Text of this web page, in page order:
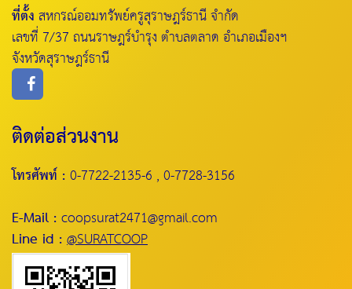
ที่ตั้งสหกรณ์ออมทรัพย์ครูสุราษฎร์ธานี จำกัด
เลขที่ 7/37 ถนนราษฎร์บำรุง ตำบลตลาด อำเภอเมืองฯ
จังหวัดสุราษฎร์ธานี
ติดต่อส่วนงาน
โทรศัพท์ :0-7722-2135-6 , 0-7728-3156
E-Mail :coopsurat2471@gmail.com
Line id :@SURATCOOP